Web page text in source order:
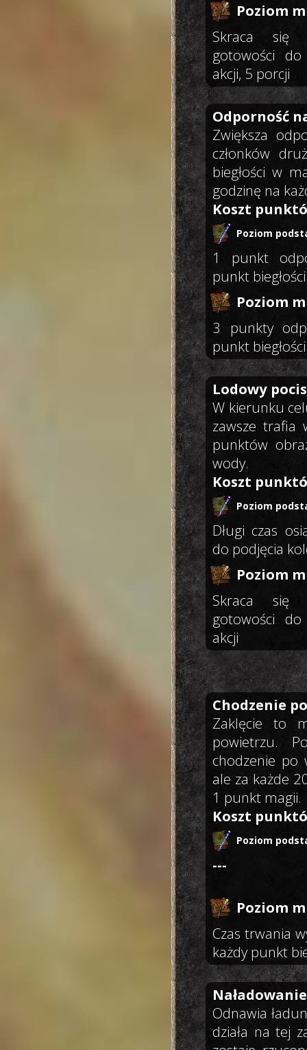
Poziom
Skraca się
gotowości
akcji, 5 porcji
Odporność
Zwiększa
członków
biegłości w
godzinę na
Koszt
Poziom
1 punkt
punkt biegłości
Poziom
3 punkty
punkt biegłości
Lodowy
W kierunku
zawsze trafia
punktów
wody.
Koszt
Poziom
Długi czas
do podjęcia
Poziom
Skraca się
gotowości
akcji
Chodzenie
Zaklęcie to
powietrzu.
chodzenie po
ale za każde
1 punkt magii.
Koszt
Poziom
---
Poziom
Czas trwania
każdy punkt
Odnawia
działa na tej